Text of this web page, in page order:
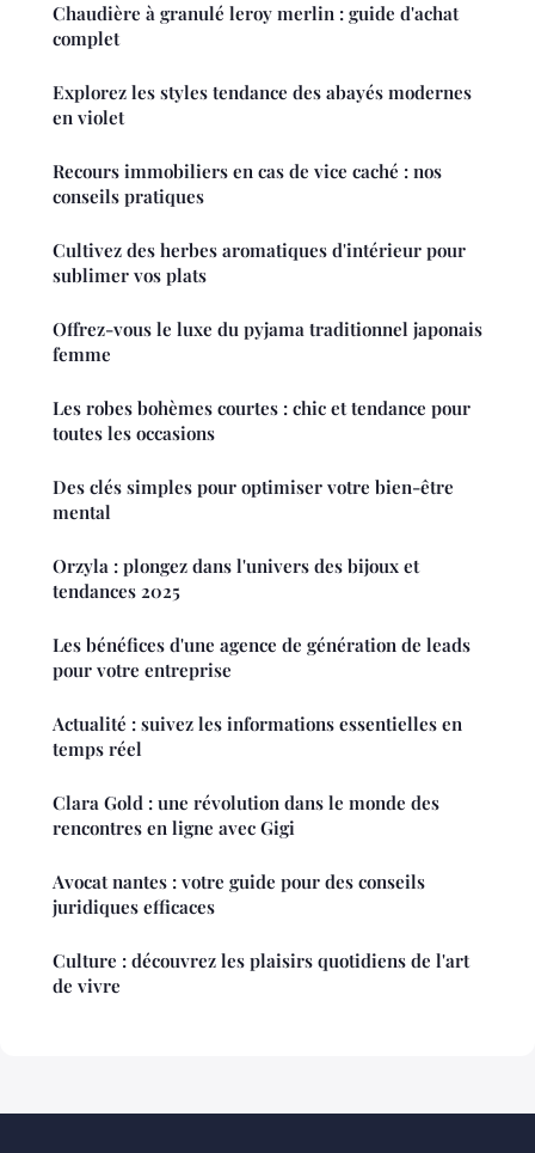
Chaudière à granulé leroy merlin : guide d'achat
complet
Explorez les styles tendance des abayés modernes
en violet
Recours immobiliers en cas de vice caché : nos
conseils pratiques
Cultivez des herbes aromatiques d'intérieur pour
sublimer vos plats
Offrez-vous le luxe du pyjama traditionnel japonais
femme
Les robes bohèmes courtes : chic et tendance pour
toutes les occasions
Des clés simples pour optimiser votre bien-être
mental
Orzyla : plongez dans l'univers des bijoux et
tendances 2025
Les bénéfices d'une agence de génération de leads
pour votre entreprise
Actualité : suivez les informations essentielles en
temps réel
Clara Gold : une révolution dans le monde des
rencontres en ligne avec Gigi
Avocat nantes : votre guide pour des conseils
juridiques efficaces
Culture : découvrez les plaisirs quotidiens de l'art
de vivre